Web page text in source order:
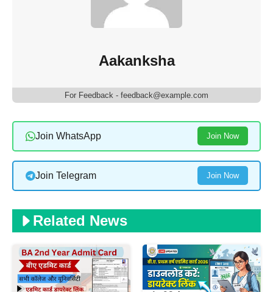
Aakanksha
For Feedback - feedback@example.com
Join WhatsApp Join Now
Join Telegram Join Now
Related News